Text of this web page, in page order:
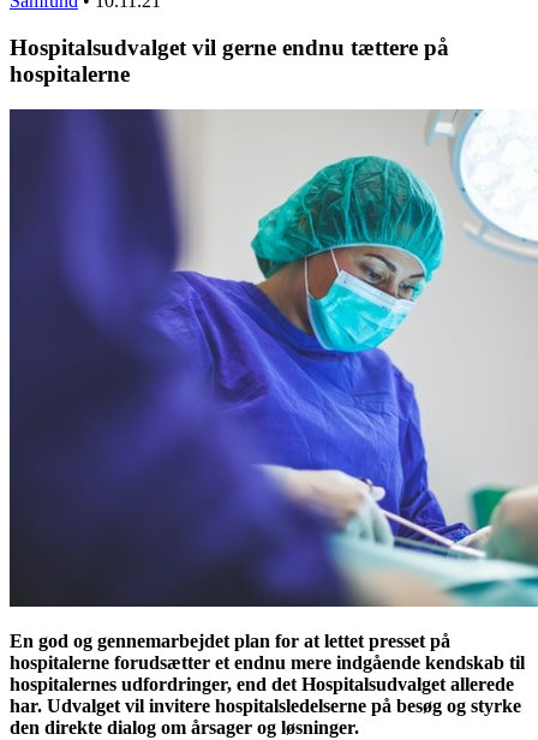
Hospitalsudvalget vil gerne endnu tættere på
hospitalerne
En god og gennemarbejdet plan for at lettet presset på
hospitalerne forudsætter et endnu mere indgående kendskab til
hospitalernes udfordringer, end det Hospitalsudvalget allerede
har. Udvalget vil invitere hospitalsledelserne på besøg og styrke
den direkte dialog om årsager og løsninger.